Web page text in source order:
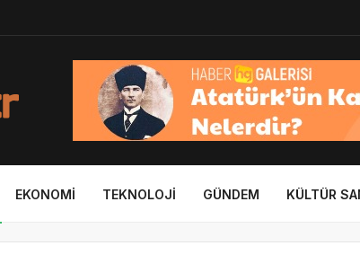
EKONOMI TEKNOLOJI GÜNDEM KÜLTÜR